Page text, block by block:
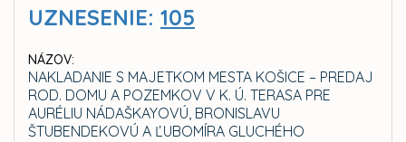
UZNESENIE: 105
NÁZOV:
NAKLADANIE S MAJETKOM MESTA KOŠICE – PREDAJ
ROD. DOMU A POZEMKOV V K. Ú. TERASA PRE
AURÉLIU NÁDAŠKAYOVÚ, BRONISLAVU
ŠTUBENDEKOVÚ A ĽUBOMÍRA GLUCHÉHO